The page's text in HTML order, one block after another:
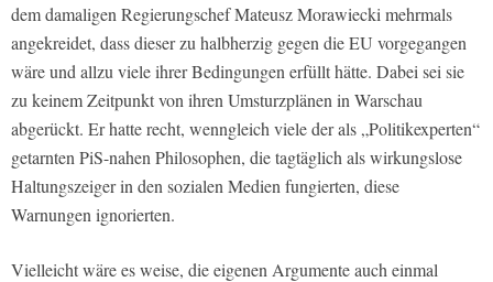
dem damaligen Regierungschef Mateusz Morawiecki mehrmals
angekreidet, dass dieser zu halbherzig gegen die EU vorgegangen
wäre und allzu viele ihrer Bedingungen erfüllt hätte. Dabei sei sie
zu keinem Zeitpunkt von ihren Umsturzplänen in Warschau
abgerückt. Er hatte recht, wenngleich viele der als „Politikexperten“
getarnten PiS-nahen Philosophen, die tagtäglich als wirkungslose
Haltungszeiger in den sozialen Medien fungierten, diese
Warnungen ignorierten.
Vielleicht wäre es weise, die eigenen Argumente auch einmal